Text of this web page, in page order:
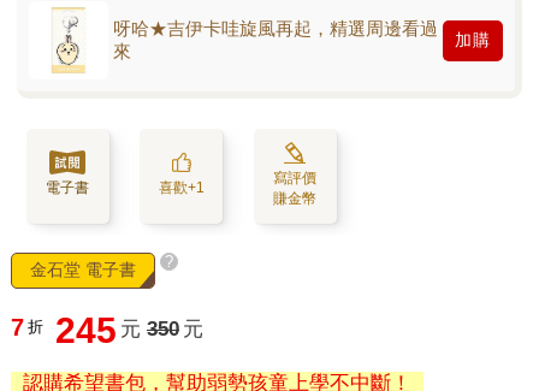
呀哈★吉伊卡哇旋風再起，精選周邊看過
來
加購
電子書 喜歡+1
寫評價
賺金幣
金石堂 電子書 ?
7 折 245 元 350 元
認購希望書包，幫助弱勢孩童上學不中斷！